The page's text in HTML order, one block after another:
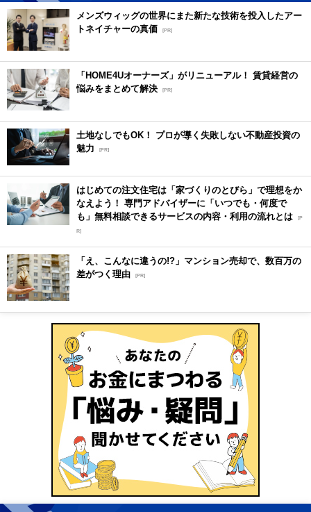
メンズウィッグの世界にまた新たな技術を投入したアー
トネイチャーの真価 [PR]
「HOME4Uオーナーズ」がリニューアル！ 賃貸経営の
悩みをまとめて解決 [PR]
土地なしでもOK！ プロが導く失敗しない不動産投資の
魅力
[PR]
はじめての注文住宅は「家づくりのとびら」で理想をか
なえよう！ 専門アドバイザーに「いつでも・何度で
も」無料相談できるサービスの内容・利用の流れとは [P
R]
「え、こんなに違うの!?」マンション売却で、数百万の
差がつく理由 [PR]